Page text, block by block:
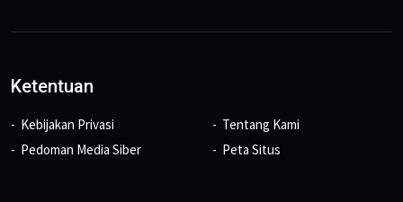
Ketentuan
Kebijakan Privasi
Pedoman Media Siber
Tentang Kami
Peta Situs